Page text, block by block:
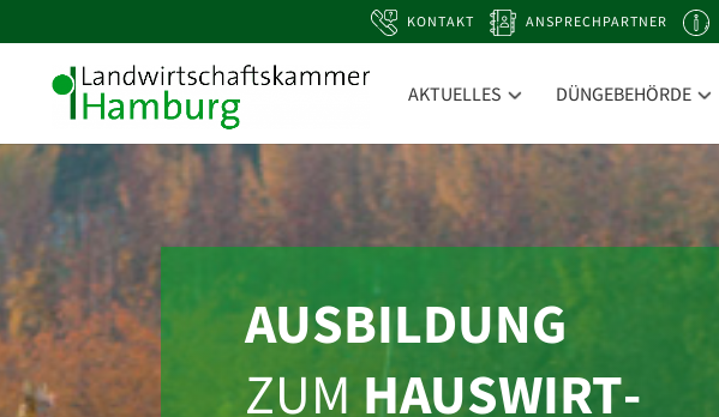
KONTAKT ANSPRECHPARTNER
AKTUELLES DÜNGEBEHÖRDE
AUSBILDUNG
ZUMHAUSWIRT­